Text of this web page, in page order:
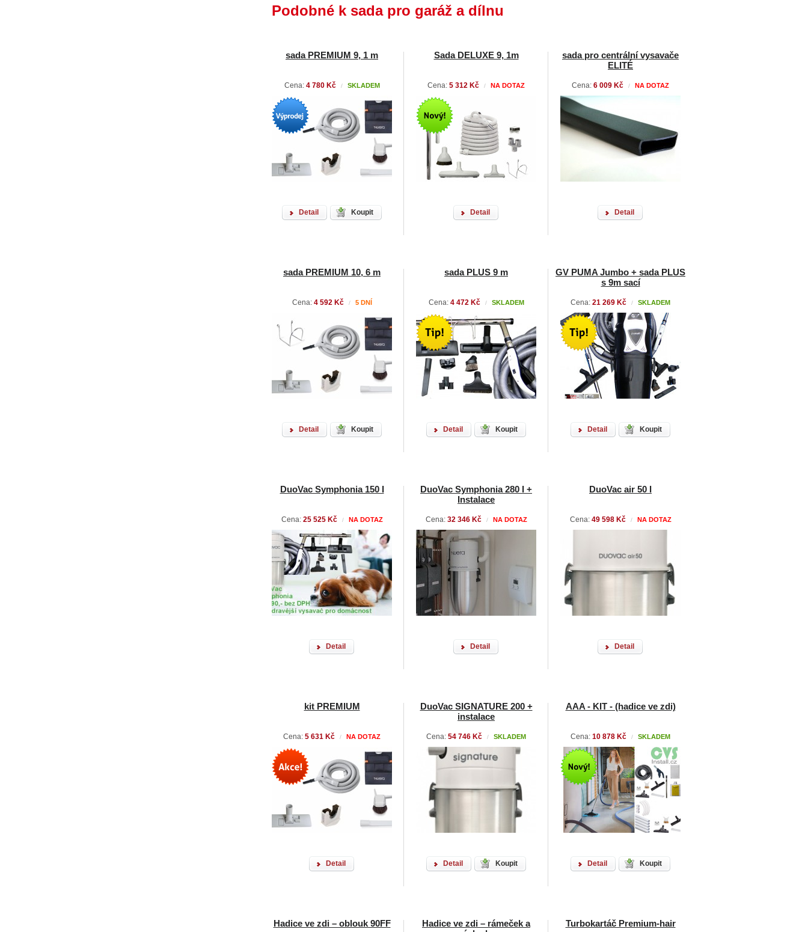
Podobné k sada pro garáž a dílnu
sada PREMIUM 9, 1 m
Cena: 4 780 Kč / SKLADEM
Detail Koupit
Sada DELUXE 9, 1m
Cena: 5 312 Kč / NA DOTAZ
Detail
sada pro centrální vysavače
ELITÉ
Cena: 6 009 Kč / NA DOTAZ
Detail
sada PREMIUM 10, 6 m
Cena: 4 592 Kč / 5 DNÍ
Detail Koupit
sada PLUS 9 m
Cena: 4 472 Kč / SKLADEM
Detail Koupit
GV PUMA Jumbo + sada PLUS
s 9m sací
Cena: 21 269 Kč / SKLADEM
Detail Koupit
DuoVac Symphonia 150 I
Cena: 25 525 Kč / NA DOTAZ
Detail
DuoVac Symphonia 280 I +
Instalace
Cena: 32 346 Kč / NA DOTAZ
Detail
DuoVac air 50 I
Cena: 49 598 Kč / NA DOTAZ
Detail
kit PREMIUM
Cena: 5 631 Kč / NA DOTAZ
Detail
DuoVac SIGNATURE 200 +
instalace
Cena: 54 746 Kč / SKLADEM
Detail Koupit
AAA - KIT - (hadice ve zdi)
Cena: 10 878 Kč / SKLADEM
Detail Koupit
Hadice ve zdi – oblouk 90FF
Hadice ve zdi – rámeček a
Turbokartáč Premium-hair